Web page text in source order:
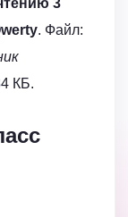
. Файл:
КБ.